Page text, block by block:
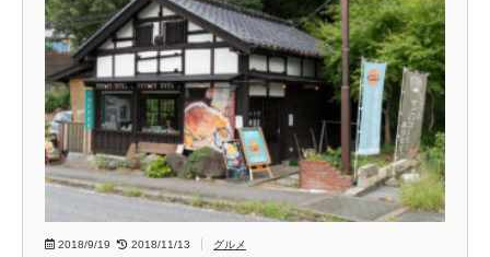
2018/9/19 2018/11/13 グルメ